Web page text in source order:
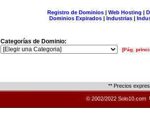
Registro de Dominios| Web Hosting |
Dominios Expirados | Industrias |
Categorías de Dominio:
[Pág.
** Precios
© 2002/2022 Solo10.com